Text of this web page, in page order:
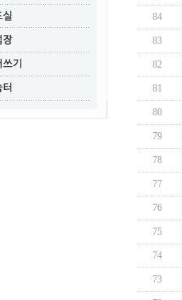
84
83
82
81
80
79
78
77
76
75
74
73